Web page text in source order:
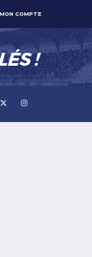
MON COMPTE